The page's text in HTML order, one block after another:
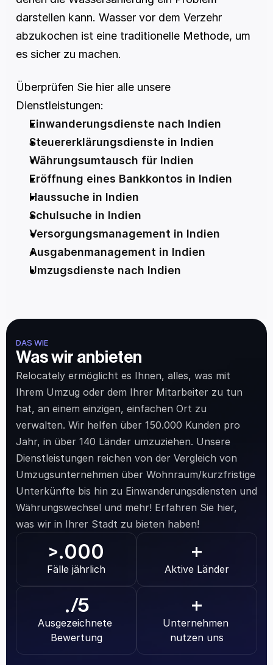
darstellen kann. Wasser vor dem Verzehr
abzukochen ist eine traditionelle Methode, um
es sicher zu machen.
Überprüfen Sie hier alle unsere
Dienstleistungen:
Einwanderungsdienste nach Indien
Steuererklärungsdienste in Indien
Währungsumtausch für Indien
Eröffnung eines Bankkontos in Indien
Haussuche in Indien
Schulsuche in Indien
Versorgungsmanagement in Indien
Ausgabenmanagement in Indien
Umzugsdienste nach Indien
DAS WIE
Was wir anbieten
Relocately ermöglicht es Ihnen, alles, was mit
Ihrem Umzug oder dem Ihrer Mitarbeiter zu tun
hat, an einem einzigen, einfachen Ort zu
verwalten. Wir helfen über 150.000 Kunden pro
Jahr, in über 140 Länder umzuziehen. Unsere
Dienstleistungen reichen von der Vergleich von
Umzugsunternehmen über Wohnraum/kurzfristige
Unterkünfte bis hin zu Einwanderungsdiensten und
Währungswechsel und mehr! Erfahren Sie hier,
was wir in Ihrer Stadt zu bieten haben!
>.000
Fälle jährlich
+
Aktive Länder
./5
Ausgezeichnete
Bewertung
+
Unternehmen
nutzen uns